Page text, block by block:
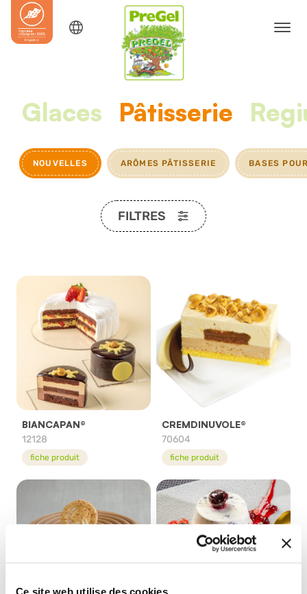
Ce site web utilise des cookies.
Glaces Pâtisserie
NOUVELLES ARÔMES PÂTISSERIE BASES
FILTRES
BIANCAPAN®
12128
fiche produit
CREMDINUVOLE®
70604
fiche produit